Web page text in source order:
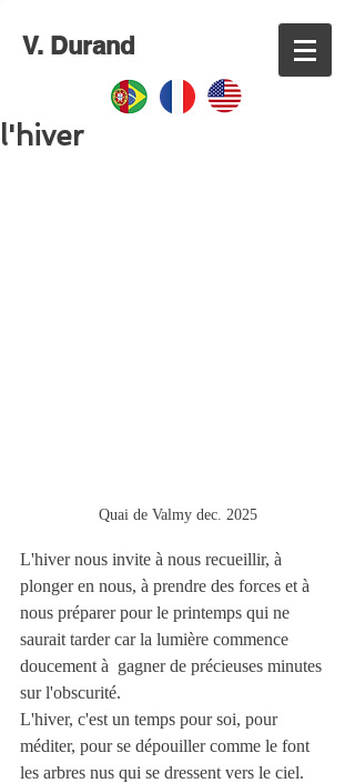
V. Durand
l'hiver
Quai de Valmy dec. 2025
L'hiver nous invite à nous recueillir, à
plonger en nous, à prendre des forces et à
nous préparer pour le printemps qui ne
saurait tarder car la lumière commence
doucement à  gagner de précieuses minutes
sur l'obscurité.
L'hiver, c'est un temps pour soi, pour
méditer, pour se dépouiller comme le font
les arbres nus qui se dressent vers le ciel.